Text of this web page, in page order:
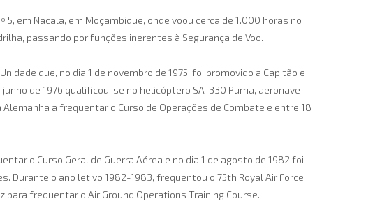
em Nacala, em Moçambique, onde voou cerca de 1.000 horas no
passando por funções inerentes à Segurança de Voo.
que, no dia 1 de novembro de 1975, foi promovido a Capitão e
de 1976 qualificou-se no helicóptero SA-330 Puma, aeronave
a frequentar o Curso de Operações de Combate e entre 18
o Curso Geral de Guerra Aérea e no dia 1 de agosto de 1982 foi
o ano letivo 1982-1983, frequentou o 75th Royal Air Force
frequentar o Air Ground Operations Training Course.